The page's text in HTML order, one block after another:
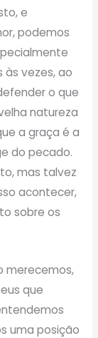
e
podemos
às vezes, ao
o que
natureza
a graça é a
do pecado.
mas talvez
acontecer,
sobre os
merecemos,
que
uma posição